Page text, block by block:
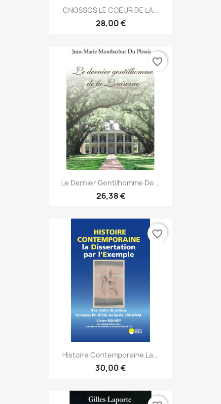
CNOSSOS LE COEUR DE LA...
28,00 €
Le Dernier Gentilhomme De...
26,38 €
favorite_border
Histoire Contemporaine La...
30,00 €
favorite_border